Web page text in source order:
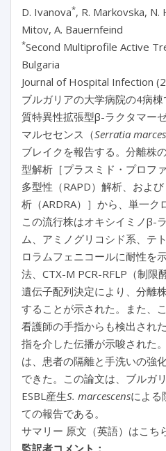
D. Ivanova*, R. Markovska, N.
Mitov, A. Bauernfeind
*Second Multiprofile Active
Bulgaria
Journal of Hospital Infection
ブルガリアの大学病院の4病
質特異性拡張型β-ラクタマー
マルセセンス（Serratia
ブレイクを報告する。分離株
型解析［プラスミド・プロフ
多型性（RAPD）解析、およ
析（ARDRA）］から、単一ク
この流行株はオキシイミノβ-
ム、アミノグリコシド系、テ
ロラムフェニコールに耐性を
法、CTX-M PCR-RFLP（制限
遺伝子配列決定により、分離
することが示された。また、
看護師の手指からも検出され
指を介した伝播が示唆された
は、患者の隔離と手洗いの強
できた。この論文は、ブルガ
ESBL産生S. marcescensによる
ての報告である。
サマリー 原文（英語）はこち
監訳者コメント：